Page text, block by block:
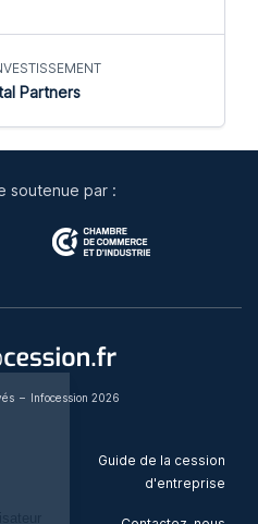
de vos
votre expérience utilisateur
Partners
soutenue par :
Guide de la cession
d'entreprise
– Infocession 2026